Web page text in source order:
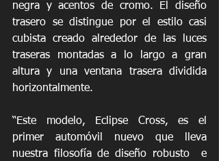
negra y acentos de cromo. El diseño
trasero se distingue por el estilo casi
cubista creado alrededor de las luces
traseras montadas a lo largo a gran
altura y una ventana trasera dividida
horizontalmente.
“Este modelo, Eclipse Cross, es el
primer automóvil nuevo que lleva
nuestra filosofía de diseño robusto  e